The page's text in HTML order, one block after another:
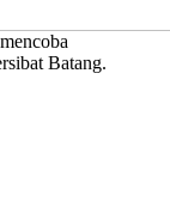
Batang.